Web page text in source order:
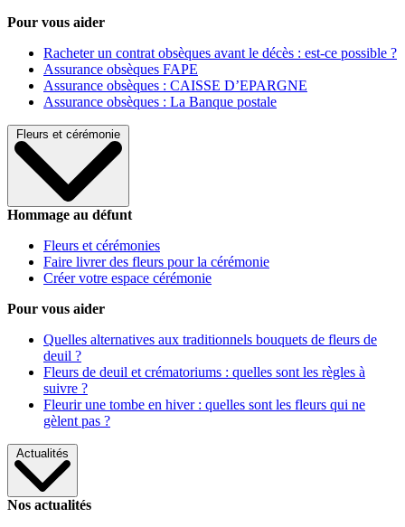
Pour vous aider
Racheter un contrat obsèques avant le décès : est-ce possible ?
Assurance obsèques FAPE
Assurance obsèques : CAISSE D’EPARGNE
Assurance obsèques : La Banque postale
Fleurs et cérémonie
Hommage au défunt
Fleurs et cérémonies
Faire livrer des fleurs pour la cérémonie
Créer votre espace cérémonie
Pour vous aider
Quelles alternatives aux traditionnels bouquets de fleurs de
deuil ?
Fleurs de deuil et crématoriums : quelles sont les règles à
suivre ?
Fleurir une tombe en hiver : quelles sont les fleurs qui ne
gèlent pas ?
Actualités
Nos actualités